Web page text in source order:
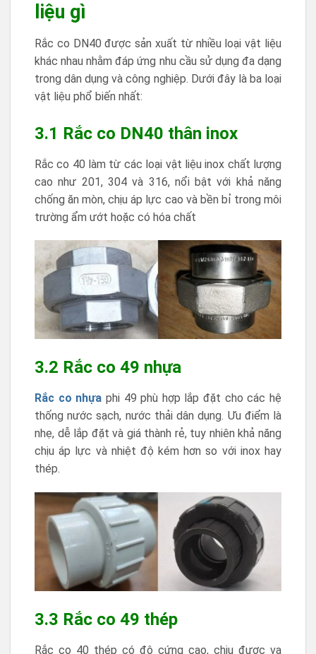
liệu gì
Rắc co DN40 được sản xuất từ nhiều loại vật liệu
khác nhau nhằm đáp ứng nhu cầu sử dụng đa dạng
trong dân dụng và công nghiệp. Dưới đây là ba loại
vật liệu phổ biến nhất:
3.1 Rắc co DN40 thân inox
Rắc co 40 làm từ các loại vật liệu inox chất lượng
cao như 201, 304 và 316, nổi bật với khả năng
chống ăn mòn, chịu áp lực cao và bền bỉ trong môi
trường ẩm ướt hoặc có hóa chất
3.2 Rắc co 49 nhựa
Rắc co nhựa phi 49 phù hợp lắp đặt cho các hệ
thống nước sạch, nước thải dân dụng. Ưu điểm là
nhẹ, dễ lắp đặt và giá thành rẻ, tuy nhiên khả năng
chịu áp lực và nhiệt độ kém hơn so với inox hay
thép.
3.3 Rắc co 49 thép
Rắc co 40 thép có độ cứng cao, chịu được va